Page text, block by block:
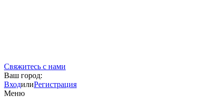
Свяжитесь с нами
Ваш город:
ВходилиРегистрация
Меню